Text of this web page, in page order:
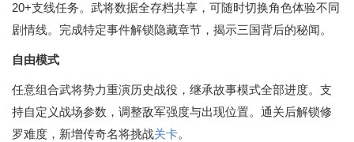
20+支线任务。武将数据全存档共享，可随时切换角色体验不同
剧情线。完成特定事件解锁隐藏章节，揭示三国背后的秘闻。
自由模式
任意组合武将势力重演历史战役，继承故事模式全部进度。支
持自定义战场参数，调整敌军强度与出现位置。通关后解锁修
罗难度，新增传奇名将挑战关卡。